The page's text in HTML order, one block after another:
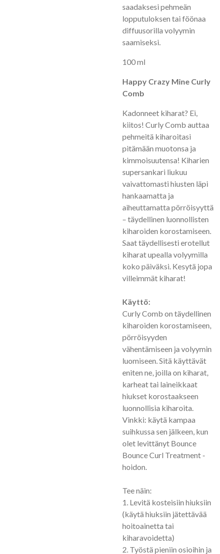
saadaksesi pehmeän
lopputuloksen tai föönaa
diffuusorilla volyymin
saamiseksi.
100 ml
Happy Crazy Mine Curly
Comb
Kadonneet kiharat? Ei,
kiitos! Curly Comb auttaa
pehmeitä kiharoitasi
pitämään muotonsa ja
kimmoisuutensa! Kiharien
supersankari liukuu
vaivattomasti hiusten läpi
hankaamatta ja
aiheuttamatta pörröisyyttä
– täydellinen luonnollisten
kiharoiden korostamiseen.
Saat täydellisesti erotellut
kiharat upealla volyymilla
koko päiväksi. Kesytä jopa
villeimmät kiharat!
Käyttö:
Curly Comb on täydellinen
kiharoiden korostamiseen,
pörröisyyden
vähentämiseen ja volyymin
luomiseen. Sitä käyttävät
eniten ne, joilla on kiharat,
karheat tai laineikkaat
hiukset korostaakseen
luonnollisia kiharoita.
Vinkki: käytä kampaa
suihkussa sen jälkeen, kun
olet levittänyt Bounce
Bounce Curl Treatment -
hoidon.
Tee näin:
1. Levitä kosteisiin hiuksiin
(käytä hiuksiin jätettävää
hoitoainetta tai
kiharavoidetta)
2. Työstä pieniin osioihin ja